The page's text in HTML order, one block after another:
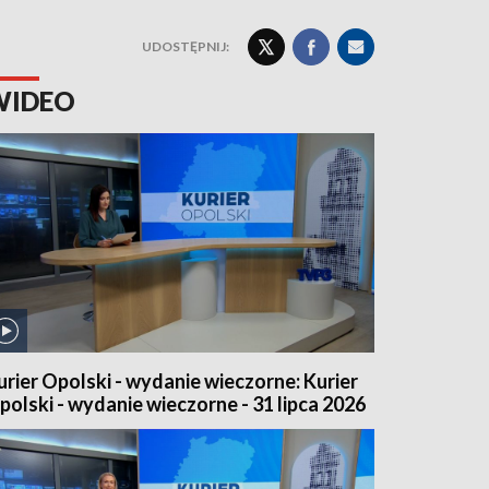
UDOSTĘPNIJ:
Opolski - wydanie wieczorne: Kurier
- wydanie wieczorne - 31 lipca 2026